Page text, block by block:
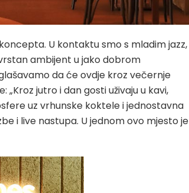
U kontaktu smo s mladim jazz,
ambijent u jako dobrom
da će ovdje kroz večernje
jutro i dan gosti uživaju u kavi,
uz vrhunske koktele i jednostavna
i live nastupa. U jednom ovo mjesto je